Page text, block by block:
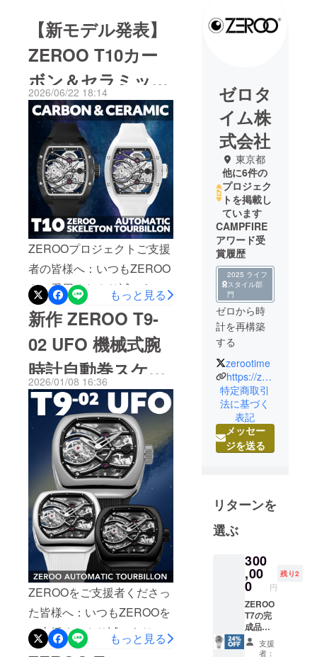
【新モデル発表】
ZEROO T10カー
ボン＆セラミック
登場
2026/06/22 18:14
ZEROOプロジェクトご支援
者の皆様へ：いつもZEROO
をご愛用くださり誠にあり
がとうございます。2026年
6月25日午前11時、新しい
トゥールビヨンを発表いた
します。新開発自動巻ムー
ブメントCal.ZT08を搭載し
たトノー型のフライング
トゥールビヨンZEROO T10
にカーボンとセラミックの
プレミアム異素材ベゼルを
配した新モデルです。詳し
くは下記ページよりご確認
くださいませ。
https://zerootime.com/pages/
zeroo-t10-cc-makuakeどう
ぞよろしくお願い申し上げ
ます。ゼロタイム株式会社
もっと見る
新作 ZEROO T9-
02 UFO 機械式腕
時計自動巻スケル
トントゥールビヨ
ン
2026/01/08 16:36
ZEROOをご支援者くださっ
た皆様へ：いつもZEROOを
ご支援くださり誠にありが
とうございます。2026年最
もっと見る
ゼロタ
イム株
式会社
東京都
他に6件の
プロジェク
トを掲載し
ています
CAMPFIRE
アワード受
賞履歴
2025 ライフ
スタイル部
門
ゼロから時
計を再構築
する
今や腕時計
というアイ
テムは、時
間を確認す
る道具では
なく、自己
表現するも
のに位置付
けが変わり
間を確認す
るだけな
ら、スマー
トフォン、
パソコン、
テレビ、ラ
ジオ等で精
zerootime
https://zerootime.com
特定商取引
法に基づく
表記
メッセー
ジを送る
リターンを
選ぶ
300
,00
0 円
残り2
ZEROO
T7の完
成品腕
時計を1
本 税込
支援
者：